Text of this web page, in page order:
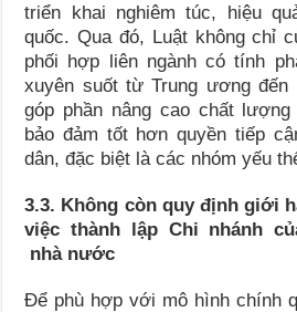
triển khai nghiêm túc, hiệu
quốc. Qua đó, Luật không chỉ
phối hợp liên ngành có tính
xuyên suốt từ Trung ương
góp phần nâng cao chất
bảo đảm tốt hơn quyền tiếp
dân, đặc biệt là các nhóm yếu
3.3. Không còn quy định giới
việc thành lập Chi nhánh
nhà nước
Để phù hợp với mô hình chính